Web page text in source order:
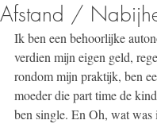
Afstand /
Ik ben een behoorlijke
verdien mijn eigen geld,
rondom mijn praktijk, ben
moeder die part time de
ben single. En Oh, wat